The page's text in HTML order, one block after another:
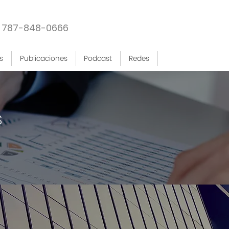
787-848-0666
Publicaciones Podcast Redes